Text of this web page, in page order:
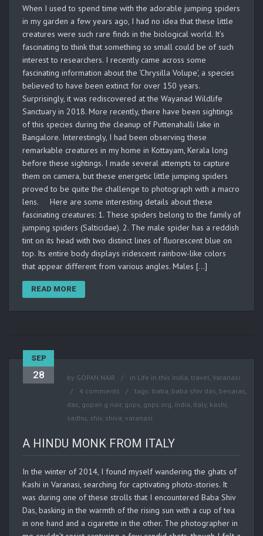
When I used to spend time with the adorable jumping spiders
in my garden a few years ago, I had no idea that these little
creatures were such rare finds in the biological world. It’s
fascinating to think that something so small could be of such
interest to researchers. I recently came across some
fascinating information about the ‘Chrysilla Volupe’, a species
believed to have been extinct for over 150 years.
Surprisingly, it was rediscovered at the Wayanad Wildlife
Sanctuary in 2018. More recently, there have been sightings
of this species during the cleanup of Puttenahalli lake in
Bangalore. Interestingly, I had been observing these
remarkable creatures in my home in Kottayam, Kerala long
before these sightings. I made several attempts to capture
them on camera, but these energetic little jumping spiders
proved to be quite the challenge to photograph with a macro
lens. Here are some interesting details about these
fascinating creatures: 1. These spiders belong to the family of
jumping spiders (Salticidae). 2. The male spider has a reddish
tint on its head with two distinct lines of fluorescent blue on
top. Its entire body displays iridescent rainbow-like colors
that appear different from various angles. Males […]
READ MORE
SEP
28 by GOPAN NAIR in Life in this India, travel, Varanasi
4 comments
tags: baba, baba shiv das, benaras,
das, gopan g nair, gops, gops.org, india, italy, kashi,
sadhu, shiv, shiva, varanasi
A HINDU MONK FROM ITALY
In the winter of 2014, I found myself wandering the ghats of
Kashi in Varanasi, searching for captivating photo-stories. It
was during one of these strolls that I encountered Baba Shiv
Das, basking in the warmth of the rising sun with a cup of tea
in one hand and a cigarette in the other. The photographer in